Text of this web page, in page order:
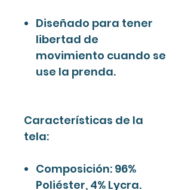
Diseñado para tener
libertad de
movimiento cuando se
use la prenda.
Características de la
tela:
Composición: 96%
Poliéster, 4% Lycra.